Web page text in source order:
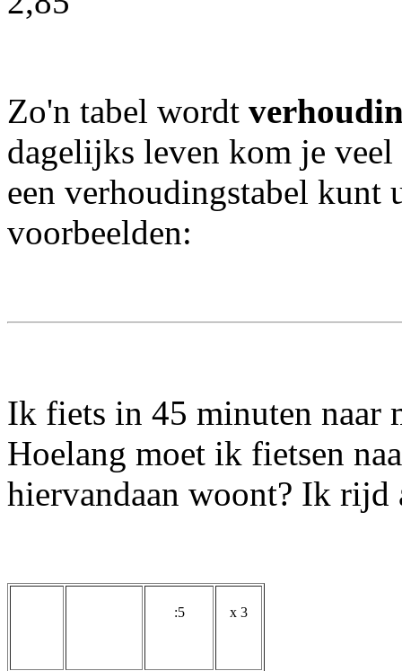
Zo'n tabel wordt
dagelijks leven kom je
een verhoudingstabel kunt
voorbeelden:
Ik fiets in 45 minuten naar
Hoelang moet ik fietsen
hiervandaan woont? Ik
:5 x 3